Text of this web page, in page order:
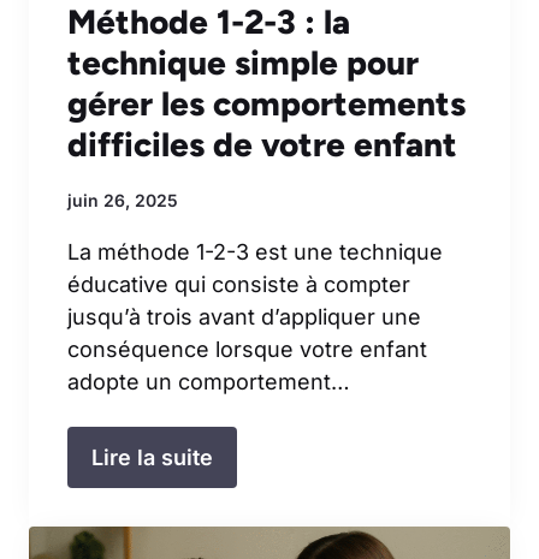
Méthode 1-2-3 : la
technique simple pour
gérer les comportements
difficiles de votre enfant
juin 26, 2025
La méthode 1-2-3 est une technique
éducative qui consiste à compter
jusqu’à trois avant d’appliquer une
conséquence lorsque votre enfant
adopte un comportement…
Lire la suite